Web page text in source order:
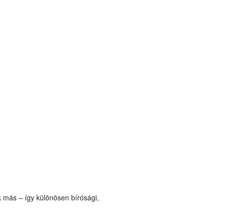
– így különösen bírósági,